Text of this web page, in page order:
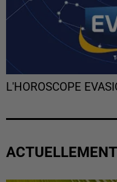
L'HOROSCOPE